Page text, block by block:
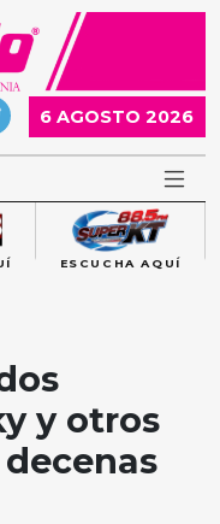
6 AGOSTO 2026
ESCUCHA AQUÍ
y otros